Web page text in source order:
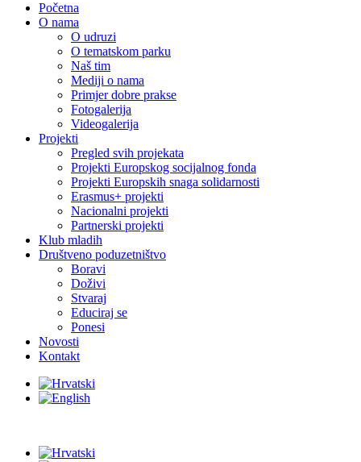
Početna
O nama
O udruzi
O tematskom parku
Naš tim
Mediji o nama
Primjer dobre prakse
Fotogalerija
Videogalerija
Projekti
Pregled svih projekata
Projekti Europskog socijalnog fonda
Projekti Europskih snaga solidarnosti
Erasmus+ projekti
Nacionalni projekti
Partnerski projekti
Klub mladih
Društveno poduzetništvo
Boravi
Doživi
Stvaraj
Educiraj se
Ponesi
Novosti
Kontakt